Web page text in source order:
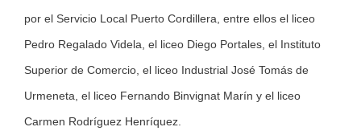
por el Servicio Local Puerto Cordillera, entre ellos el liceo
Pedro Regalado Videla, el liceo Diego Portales, el Instituto
Superior de Comercio, el liceo Industrial José Tomás de
Urmeneta, el liceo Fernando Binvignat Marín y el liceo
Carmen Rodríguez Henríquez.